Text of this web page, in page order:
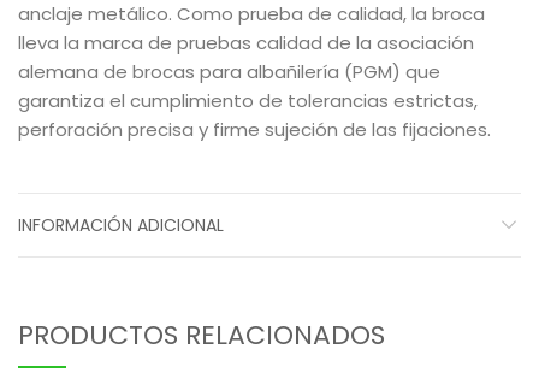
anclaje metálico. Como prueba de calidad, la broca
lleva la marca de pruebas calidad de la asociación
alemana de brocas para albañilería (PGM) que
garantiza el cumplimiento de tolerancias estrictas,
perforación precisa y firme sujeción de las fijaciones.
INFORMACIÓN ADICIONAL
PRODUCTOS RELACIONADOS